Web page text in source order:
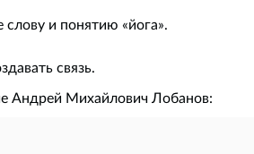
и понятию «йога».
связь.
Андрей Михайлович Лобанов: